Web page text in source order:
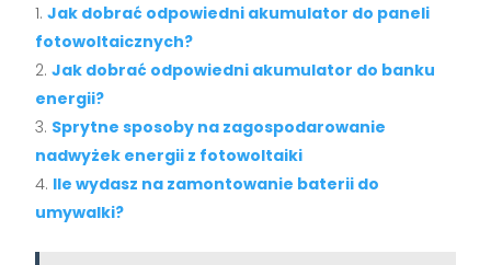
Jak dobrać odpowiedni akumulator do paneli
fotowoltaicznych?
Jak dobrać odpowiedni akumulator do banku
energii?
Sprytne sposoby na zagospodarowanie
nadwyżek energii z fotowoltaiki
Ile wydasz na zamontowanie baterii do
umywalki?